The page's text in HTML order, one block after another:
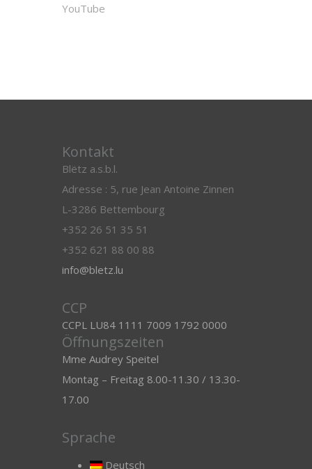
YouTube
Kontakt
Blëtz a.s.b.l.
Adresse : 5, rue Jean Antoine Zinnen
L-3286 Bettembourg
+352 26 51 35 51
+352 621 88 00 88
info@bletz.lu
CCP
CCPL LU84 1111 7009 1792 0000
Öffnungszeiten
Mme Audrey Speitel
Montag – Freitag 8.00-11.30 / 13.30-
17.00
Sprache
Deutsch